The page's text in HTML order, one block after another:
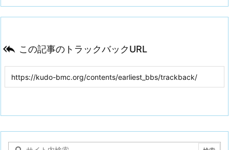
 この記事のトラックバックURL